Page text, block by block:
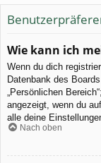
Wie kann ich
Wenn du dich
Datenbank des
„Persönlichen
angezeigt, wenn du
alle deine
Nach oben